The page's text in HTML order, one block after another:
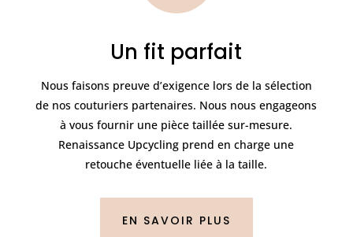
Un fit parfait
Nous faisons preuve d’exigence lors de la sélection
de nos couturiers partenaires. Nous nous engageons
à vous fournir une pièce taillée sur-mesure.
Renaissance Upcycling prend en charge une
retouche éventuelle liée à la taille.
EN SAVOIR PLUS